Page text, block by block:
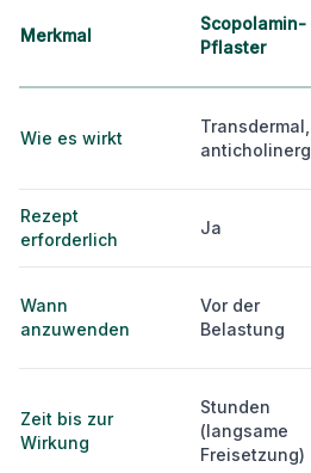
Merkmal
Scopolamin-
Pflaster
Wie es wirkt
Transdermal,
anticholinerg
Rezept
erforderlich
Ja
Wann
anzuwenden
Vor der
Belastung
Zeit bis zur
Wirkung
Stunden
(langsame
Freisetzung)